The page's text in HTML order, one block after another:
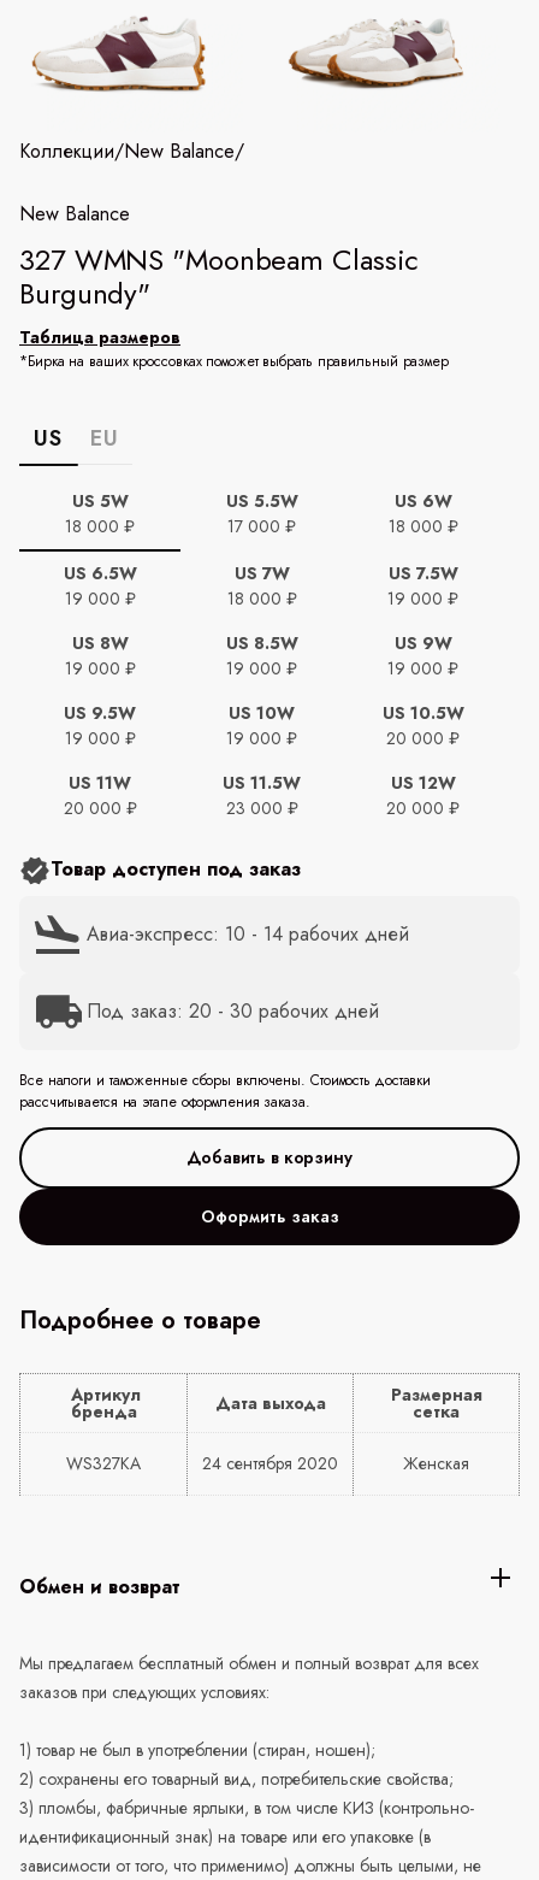
Коллекции/New Balance/
New Balance
327 WMNS "Moonbeam Classic
Burgundy"
Таблица размеров
*Бирка на ваших кроссовках поможет выбрать правильный размер
US EU
US 5W
18 000 ₽
US 5.5W
17 000 ₽
US 6W
18 000 ₽
US 6.5W
19 000 ₽
US 7W
18 000 ₽
US 7.5W
19 000 ₽
US 8W
19 000 ₽
US 8.5W
19 000 ₽
US 9W
19 000 ₽
US 9.5W
19 000 ₽
US 10W
19 000 ₽
US 10.5W
20 000 ₽
US 11W
20 000 ₽
US 11.5W
23 000 ₽
US 12W
20 000 ₽
Товар доступен под заказ
Авиа-экспресс: 10 - 14 рабочих дней
Под заказ: 20 - 30 рабочих дней
Все налоги и таможенные сборы включены. Стоимость доставки
рассчитывается на этапе оформления заказа.
Оформить заказ
Подробнее о товаре
Артикул
бренда Дата выхода Размерная
сетка
WS327KA 24 сентября 2020 Женская
Обмен и возврат
Мы предлагаем бесплатный обмен и полный возврат для всех
заказов при следующих условиях:
1) товар не был в употреблении (стиран, ношен);
2) сохранены его товарный вид, потребительские свойства;
3) пломбы, фабричные ярлыки, в том числе КИЗ (контрольно-
идентификационный знак) на товаре или его упаковке (в
зависимости от того, что применимо) должны быть целыми, не